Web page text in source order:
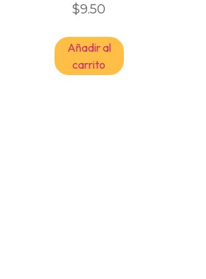
$9.50
Añadir al
carrito